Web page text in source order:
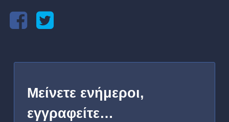
Μείνετε ενήμεροι,
εγγραφείτε…